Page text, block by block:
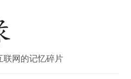
联网的记忆碎片